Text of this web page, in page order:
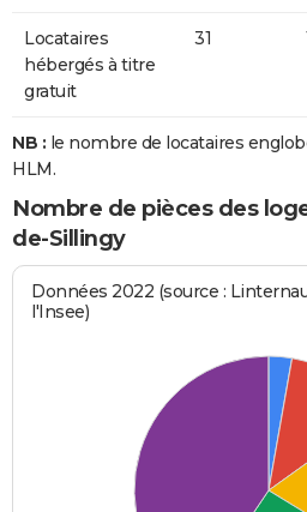
Locataires
hébergés à titre
gratuit
31
NB : le nombre de locataires
HLM.
Nombre de pièces des
de-Sillingy
Données 2022 (source :
l'Insee)